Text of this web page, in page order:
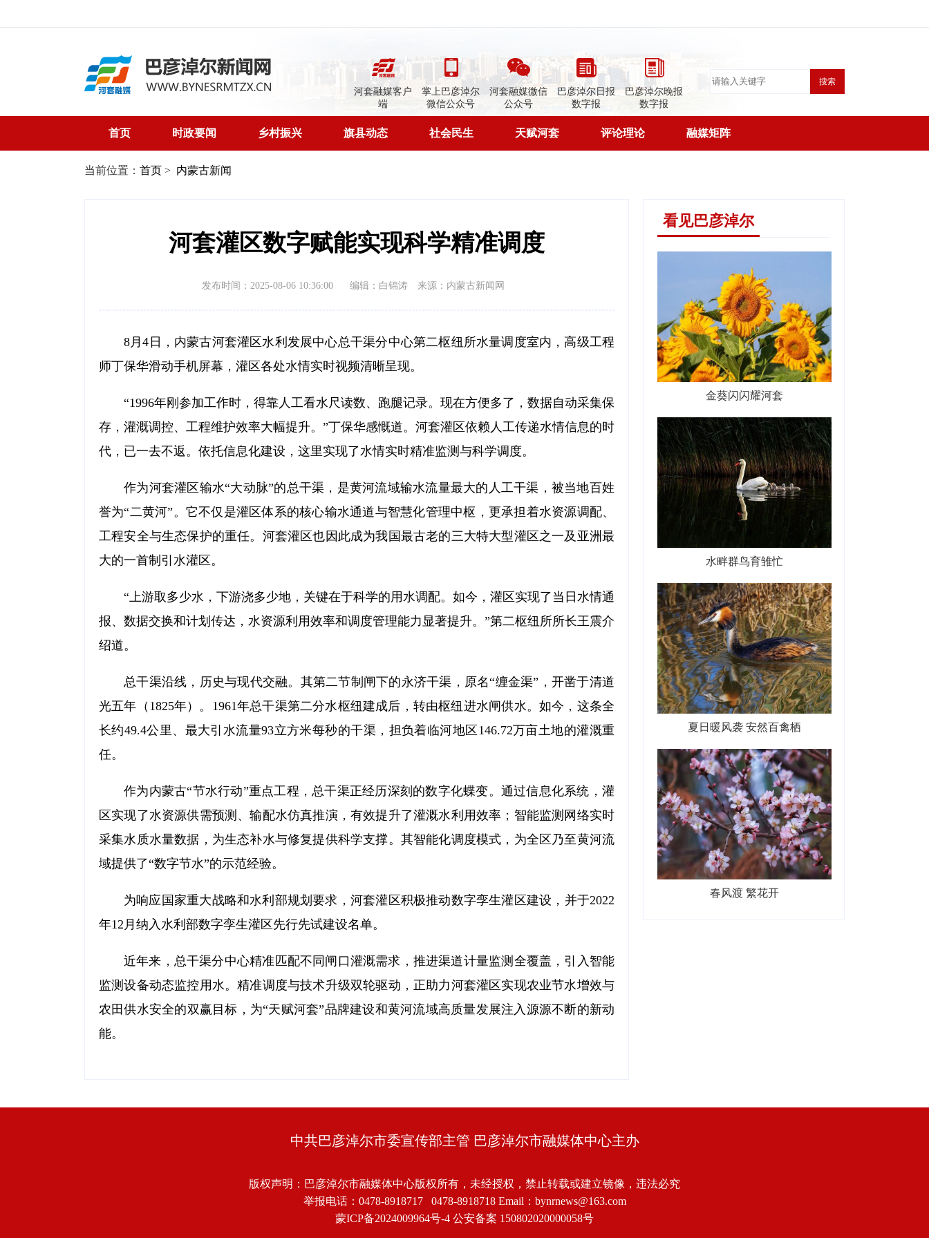
河套融媒客户
端
掌上巴彦淖尔
微信公众号
河套融媒微信
公众号
巴彦淖尔日报
数字报
巴彦淖尔晚报
数字报
搜索
首页 时政要闻 乡村振兴 旗县动态 社会民生 天赋河套 评论理论 融媒矩阵
当前位置： 首页 > 内蒙古新闻
河套灌区数字赋能实现科学精准调度
发布时间：2025-08-06 10:36:00 编辑：白锦涛 来源：内蒙古新闻网
8月4日，内蒙古河套灌区水利发展中心总干渠分中心第二枢纽所水量调度室内，高级工程
师丁保华滑动手机屏幕，灌区各处水情实时视频清晰呈现。
“1996年刚参加工作时，得靠人工看水尺读数、跑腿记录。现在方便多了，数据自动采集保
存，灌溉调控、工程维护效率大幅提升。”丁保华感慨道。河套灌区依赖人工传递水情信息的时
代，已一去不返。依托信息化建设，这里实现了水情实时精准监测与科学调度。
作为河套灌区输水“大动脉”的总干渠，是黄河流域输水流量最大的人工干渠，被当地百姓
誉为“二黄河”。它不仅是灌区体系的核心输水通道与智慧化管理中枢，更承担着水资源调配、
工程安全与生态保护的重任。河套灌区也因此成为我国最古老的三大特大型灌区之一及亚洲最
大的一首制引水灌区。
“上游取多少水，下游浇多少地，关键在于科学的用水调配。如今，灌区实现了当日水情通
报、数据交换和计划传达，水资源利用效率和调度管理能力显著提升。”第二枢纽所所长王震介
绍道。
总干渠沿线，历史与现代交融。其第二节制闸下的永济干渠，原名“缠金渠”，开凿于清道
光五年（1825年）。1961年总干渠第二分水枢纽建成后，转由枢纽进水闸供水。如今，这条全
长约49.4公里、最大引水流量93立方米每秒的干渠，担负着临河地区146.72万亩土地的灌溉重
任。
作为内蒙古“节水行动”重点工程，总干渠正经历深刻的数字化蝶变。通过信息化系统，灌
区实现了水资源供需预测、输配水仿真推演，有效提升了灌溉水利用效率；智能监测网络实时
采集水质水量数据，为生态补水与修复提供科学支撑。其智能化调度模式，为全区乃至黄河流
域提供了“数字节水”的示范经验。
为响应国家重大战略和水利部规划要求，河套灌区积极推动数字孪生灌区建设，并于2022
年12月纳入水利部数字孪生灌区先行先试建设名单。
近年来，总干渠分中心精准匹配不同闸口灌溉需求，推进渠道计量监测全覆盖，引入智能
监测设备动态监控用水。精准调度与技术升级双轮驱动，正助力河套灌区实现农业节水增效与
农田供水安全的双赢目标，为“天赋河套”品牌建设和黄河流域高质量发展注入源源不断的新动
能。
看见巴彦淖尔
金葵闪闪耀河套
水畔群鸟育雏忙
夏日暖风袭 安然百禽栖
春风渡 繁花开
中共巴彦淖尔市委宣传部主管 巴彦淖尔市融媒体中心主办
版权声明：巴彦淖尔市融媒体中心版权所有，未经授权，禁止转载或建立镜像，违法必究
举报电话：0478-8918717 0478-8918718 Email：bynrnews@163.com
蒙ICP备2024009964号-4 公安备案 150802020000058号